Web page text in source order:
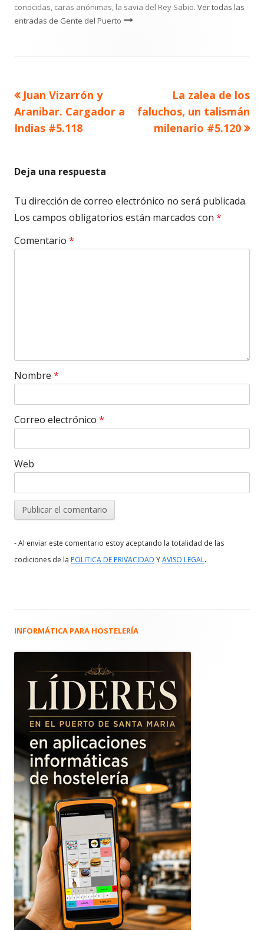
conocidas, caras anónimas, la savia del Rey Sabio. Ver todas las
entradas de Gente del Puerto
Navegación
de
Artículo
anterior
Juan Vizarrón y
Aranibar. Cargador a
Indias #5.118
Artículo
siguiente
La zalea de los
faluchos, un talismán
milenario #5.120
Deja una respuesta
Tu dirección de correo electrónico no será publicada.
Los campos obligatorios están marcados con *
Comentario *
Nombre *
Correo electrónico *
Web
- Al enviar este comentario estoy aceptando la totalidad de las
codiciones de la POLITICA DE PRIVACIDAD YAVISO LEGAL.
Barra
principal
INFORMÁTICA PARA HOSTELERÍA